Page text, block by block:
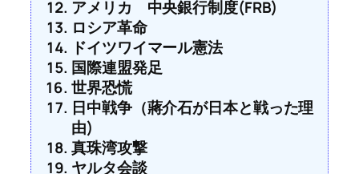
アメリカ 中央銀行制度(FRB)
ロシア革命
ドイツワイマール憲法
国際連盟発足
世界恐慌
日中戦争（蔣介石が日本と戦った理
由)
真珠湾攻撃
ヤルタ会談